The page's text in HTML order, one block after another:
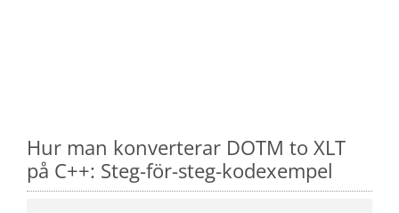
Hur man konverterar DOTM to XLT
på C++: Steg-för-steg-kodexempel